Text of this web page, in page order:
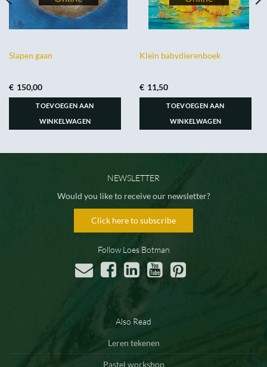
Slapen gaan
€ 150,00
TOEVOEGEN AAN
WINKELWAGEN
Klein babydierenboek
€ 11,50
TOEVOEGEN AAN
WINKELWAGEN
NEWSLETTER
Would you like to receive our newsletter?
Click here to subscribe
Follow Loes Botman
Also Read
Leren tekenen
Pastel workshop